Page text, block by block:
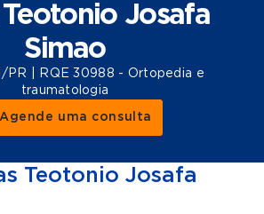
Teotonio Josafa
Simao
PR | RQE 30988 - Ortopedia e
traumatologia
Agende uma consulta
Teotonio Josafa